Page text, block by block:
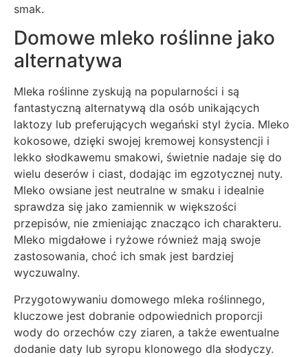
smak.
Domowe mleko roślinne jako
alternatywa
Mleka roślinne zyskują na popularności i są
fantastyczną alternatywą dla osób unikających
laktozy lub preferujących wegański styl życia. Mleko
kokosowe, dzięki swojej kremowej konsystencji i
lekko słodkawemu smakowi, świetnie nadaje się do
wielu deserów i ciast, dodając im egzotycznej nuty.
Mleko owsiane jest neutralne w smaku i idealnie
sprawdza się jako zamiennik w większości
przepisów, nie zmieniając znacząco ich charakteru.
Mleko migdałowe i ryżowe również mają swoje
zastosowania, choć ich smak jest bardziej
wyczuwalny.
Przygotowywaniu domowego mleka roślinnego,
kluczowe jest dobranie odpowiednich proporcji
wody do orzechów czy ziaren, a także ewentualne
dodanie daty lub syropu klonowego dla słodyczy.